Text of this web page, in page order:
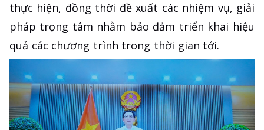
thực hiện, đồng thời đề xuất các nhiệm vụ, giải
pháp trọng tâm nhằm bảo đảm triển khai hiệu
quả các chương trình trong thời gian tới.